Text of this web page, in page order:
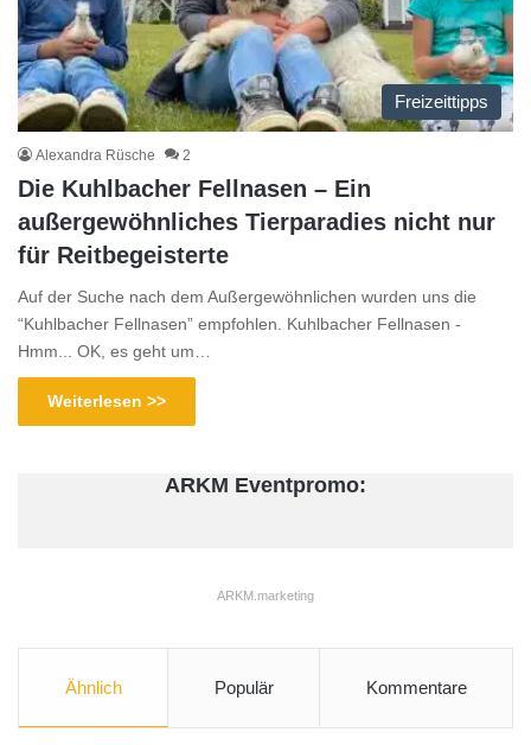
Freizeittipps
Alexandra Rüsche 2
Die Kuhlbacher Fellnasen – Ein
außergewöhnliches Tierparadies nicht nur
für Reitbegeisterte
Auf der Suche nach dem Außergewöhnlichen wurden uns die
“Kuhlbacher Fellnasen” empfohlen. Kuhlbacher Fellnasen -
Hmm... OK, es geht um…
Weiterlesen >>
ARKM Eventpromo:
ARKM.marketing
Ähnlich Populär Kommentare